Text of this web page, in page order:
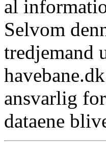
al
Selvom
tredjemand
ansvarlig
dataene